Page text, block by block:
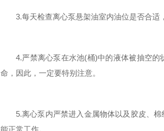
3.每天检查离心泵悬架油室内油位是否合适，
4.严禁离心泵在水池(桶)中的液体被抽空的
命，因此，一定要特别注意。
5.离心泵内严禁进入金属物体以及胶皮、棉
能正常工作。